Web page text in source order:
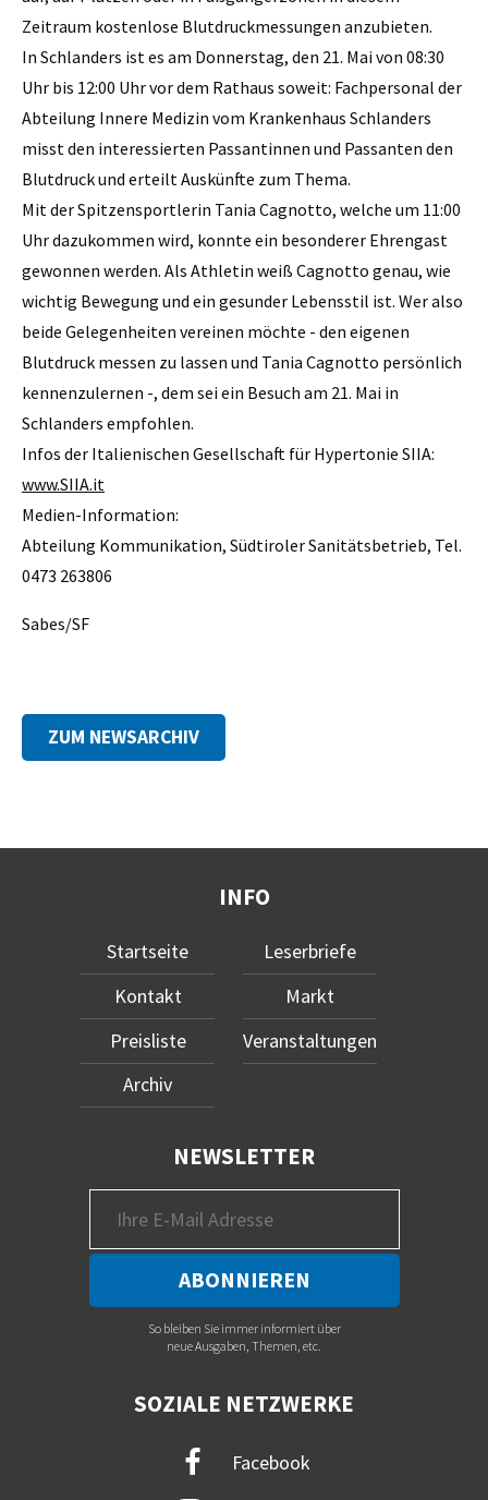
Zeitraum kostenlose Blutdruckmessungen anzubieten.
In Schlanders ist es am Donnerstag, den 21. Mai von 08:30
Uhr bis 12:00 Uhr vor dem Rathaus soweit: Fachpersonal der
Abteilung Innere Medizin vom Krankenhaus Schlanders
misst den interessierten Passantinnen und Passanten den
Blutdruck und erteilt Auskünfte zum Thema.
Mit der Spitzensportlerin Tania Cagnotto, welche um 11:00
Uhr dazukommen wird, konnte ein besonderer Ehrengast
gewonnen werden. Als Athletin weiß Cagnotto genau, wie
wichtig Bewegung und ein gesunder Lebensstil ist. Wer also
beide Gelegenheiten vereinen möchte - den eigenen
Blutdruck messen zu lassen und Tania Cagnotto persönlich
kennenzulernen -, dem sei ein Besuch am 21. Mai in
Schlanders empfohlen.
Infos der Italienischen Gesellschaft für Hypertonie SIIA:
www.SIIA.it
Medien-Information:
Abteilung Kommunikation, Südtiroler Sanitätsbetrieb, Tel.
0473 263806
Sabes/SF
ZUM NEWSARCHIV
INFO
Startseite
Kontakt
Preisliste
Archiv
Leserbriefe
Markt
Veranstaltungen
NEWSLETTER
So bleiben Sie immer informiert über
neue Ausgaben, Themen, etc.
SOZIALE NETZWERKE
Facebook